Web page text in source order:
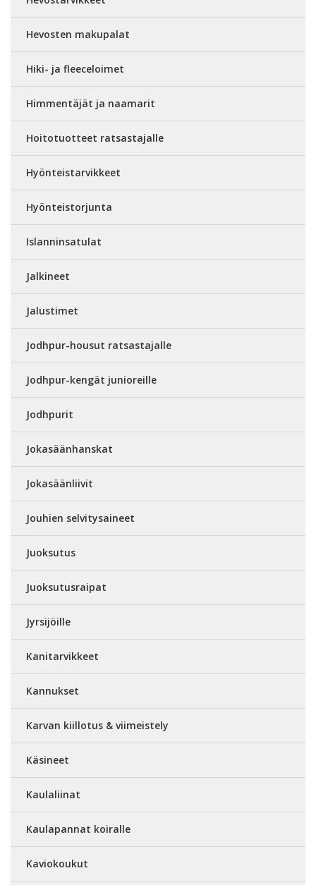
Hevosten makupalat
Hiki- ja fleeceloimet
Himmentäjät ja naamarit
Hoitotuotteet ratsastajalle
Hyönteistarvikkeet
Hyönteistorjunta
Islanninsatulat
Jalkineet
Jalustimet
Jodhpur-housut ratsastajalle
Jodhpur-kengät junioreille
Jodhpurit
Jokasäänhanskat
Jokasäänliivit
Jouhien selvitysaineet
Juoksutus
Juoksutusraipat
Jyrsijöille
Kanitarvikkeet
Kannukset
Karvan kiillotus & viimeistely
Käsineet
Kaulaliinat
Kaulapannat koiralle
Kaviokoukut